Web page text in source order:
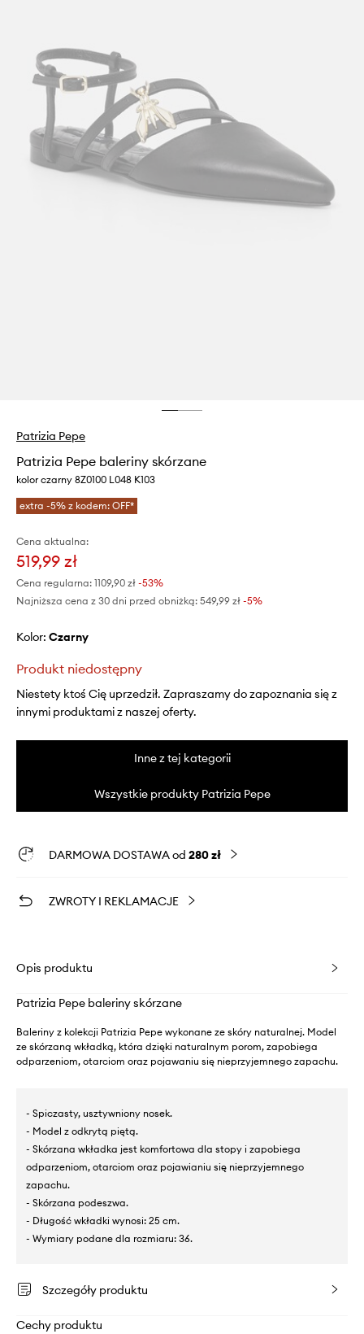
Patrizia Pepe
Patrizia Pepe baleriny skórzane
kolor czarny 8Z0100 L048 K103
extra -5% z kodem: OFF*
Cena aktualna:
519,99 zł
Cena regularna: 1109,90 zł -53%
Najniższa cena z 30 dni przed obniżką: 549,99 zł -5%
Kolor: czarny
Produkt niedostępny
Niestety ktoś Cię uprzedził. Zapraszamy do zapoznania się z
innymi produktami z naszej oferty.
Inne z tej kategorii
Wszystkie produkty Patrizia Pepe
DARMOWA DOSTAWA od 280 zł
ZWROTY I REKLAMACJE
Opis produktu
Patrizia Pepe baleriny skórzane
Baleriny z kolekcji Patrizia Pepe wykonane ze skóry naturalnej. Model
ze skórzaną wkładką, która dzięki naturalnym porom, zapobiega
odparzeniom, otarciom oraz pojawaniu się nieprzyjemnego zapachu.
- Spiczasty, usztywniony nosek.
- Model z odkrytą piętą.
- Skórzana wkładka jest komfortowa dla stopy i zapobiega
odparzeniom, otarciom oraz pojawianiu się nieprzyjemnego
zapachu.
- Skórzana podeszwa.
- Długość wkładki wynosi: 25 cm.
- Wymiary podane dla rozmiaru: 36.
Szczegóły produktu
Cechy produktu